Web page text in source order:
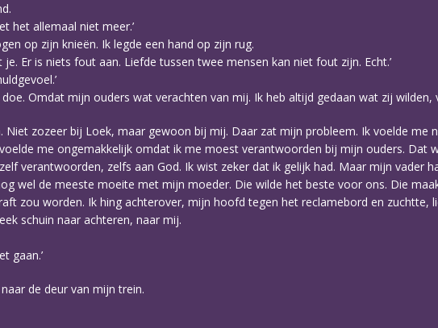
het allemaal niet meer.’
op zijn knieën. Ik legde een hand op zijn rug.
je. Er is niets fout aan. Liefde tussen twee mensen kan niet fout zijn. Echt.’
Omdat mijn ouders wat verachten van mij. Ik heb altijd gedaan wat zij wilden,
Niet zozeer bij Loek, maar gewoon bij mij. Daar zat mijn probleem. Ik voelde me
me ongemakkelijk omdat ik me moest verantwoorden bij mijn ouders. Dat
verantwoorden, zelfs aan God. Ik wist zeker dat ik gelijk had. Maar mijn vader
wel de meeste moeite met mijn moeder. Die wilde het beste voor ons. Die
zou worden. Ik hing achterover, mijn hoofd tegen het reclamebord en zuchtte,
schuin naar achteren, naar mij.
gaan.’
de deur van mijn trein.